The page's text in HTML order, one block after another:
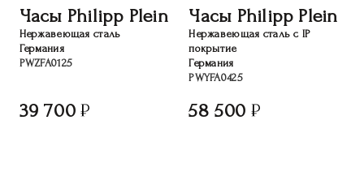
Часы Philipp Plein
Нержавеющая сталь
Германия
PWZFA0125
39 700
Часы Philipp Plein
Нержавеющая сталь с IP
покрытие
Германия
PWYFA0425
58 500